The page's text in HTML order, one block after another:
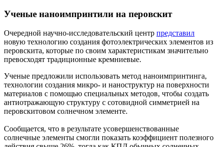
Ученые наноимпринтили на перовскит
Очередной научно-исследовательский центр представил
новую технологию создания фотоэлектрических элементов из
перовскита, которые по своим характеристикам значительно
превосходят традиционные кремниевые.
Ученые предложили использовать метод наноимпринтинга,
технологии создания микро- и наноструктур на поверхности
материалов с помощью специальных методов, чтобы создать
антиотражающую структуру с сотовидной симметрией на
перовскитовом солнечном элементе.
Сообщается, что в результате усовершенствованные
солнечные элементы смогли показать коэффициент полезного